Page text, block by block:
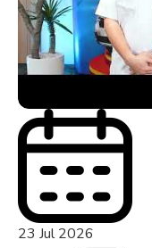
23 Jul 2026